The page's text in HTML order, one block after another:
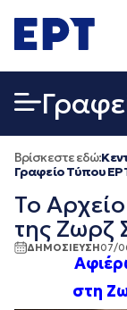
σε
περιεχόμενο
Βρίσκεστε εδώ:
Γραφείο Τύπου
Το
της Ζωρζ
ΔΗΜΟΣΙΕΥΣΗ07/
στη